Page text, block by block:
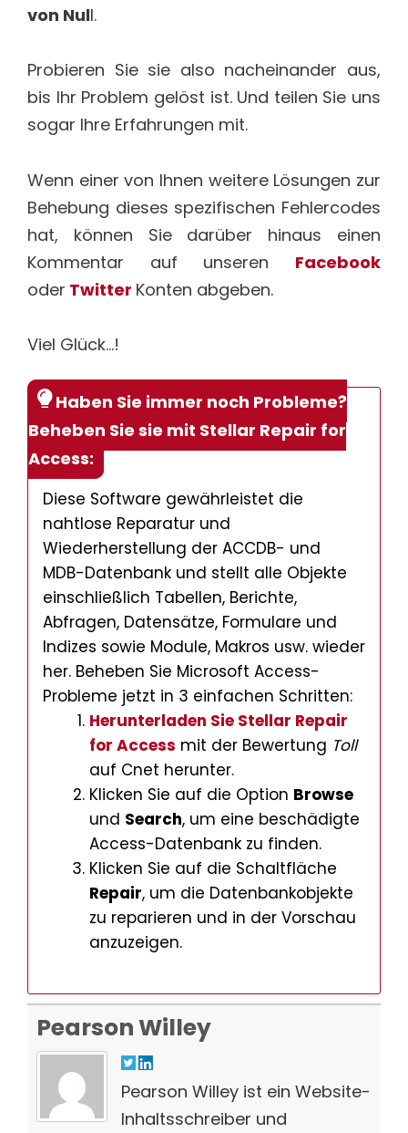
von Null.
Probieren Sie sie also nacheinander aus,
bis Ihr Problem gelöst ist. Und teilen Sie uns
sogar Ihre Erfahrungen mit.
Wenn einer von Ihnen weitere Lösungen zur
Behebung dieses spezifischen Fehlercodes
hat, können Sie darüber hinaus einen
Kommentar auf unseren Facebook
oder Twitter Konten abgeben.
Viel Glück…!
Haben Sie immer noch Probleme?
Beheben Sie sie mit Stellar Repair for
Access:
Diese Software gewährleistet die
nahtlose Reparatur und
Wiederherstellung der ACCDB- und
MDB-Datenbank und stellt alle Objekte
einschließlich Tabellen, Berichte,
Abfragen, Datensätze, Formulare und
Indizes sowie Module, Makros usw. wieder
her. Beheben Sie Microsoft Access-
Probleme jetzt in 3 einfachen Schritten:
Herunterladen Sie Stellar Repair
for Access mit der Bewertung Toll
auf Cnet herunter.
Klicken Sie auf die Option Browse
und Search, um eine beschädigte
Access-Datenbank zu finden.
Klicken Sie auf die Schaltfläche
Repair, um die Datenbankobjekte
zu reparieren und in der Vorschau
anzuzeigen.
Pearson Willey
Pearson Willey ist ein Website-
Inhaltsschreiber und